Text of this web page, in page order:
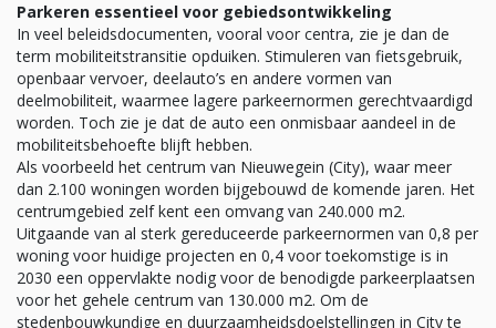
Parkeren essentieel voor gebiedsontwikkeling
In veel beleidsdocumenten, vooral voor centra, zie je dan de
term mobiliteitstransitie opduiken. Stimuleren van fietsgebruik,
openbaar vervoer, deelauto’s en andere vormen van
deelmobiliteit, waarmee lagere parkeernormen gerechtvaardigd
worden. Toch zie je dat de auto een onmisbaar aandeel in de
mobiliteitsbehoefte blijft hebben.
Als voorbeeld het centrum van Nieuwegein (City), waar meer
dan 2.100 woningen worden bijgebouwd de komende jaren. Het
centrumgebied zelf kent een omvang van 240.000 m2.
Uitgaande van al sterk gereduceerde parkeernormen van 0,8 per
woning voor huidige projecten en 0,4 voor toekomstige is in
2030 een oppervlakte nodig voor de benodigde parkeerplaatsen
voor het gehele centrum van 130.000 m2. Om de
stedenbouwkundige en duurzaamheidsdoelstellingen in City te